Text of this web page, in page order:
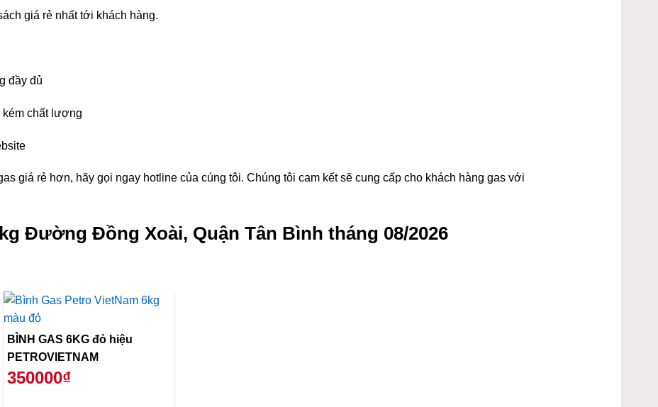
giá rẻ nhất tới khách hàng.
đầy đủ
kém chất lượng
giá rẻ hơn, hãy gọi ngay hotline của cúng tôi. Chúng tôi cam kết sẽ cung cấp cho khách hàng gas với
Đường Đồng Xoài, Quận Tân Bình tháng 08/2026
BÌNH GAS 6KG đỏ hiệu
PETROVIETNAM
350000₫